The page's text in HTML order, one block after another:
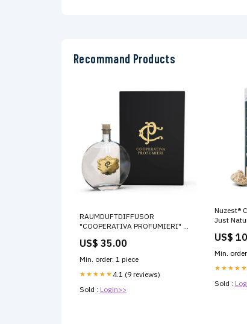
Recommand Products
RAUMDUFTDIFFUSOR
"COOPERATIVA PROFUMIERI" -
CHOGAN vanille fatale-tomford
US$ 35.00
Min. order: 1 piece
★★★★★ 4.1 (9 reviews)
Sold : Login>>
Nuzest®
Just
US$
Min.
★★★★★
Sold :